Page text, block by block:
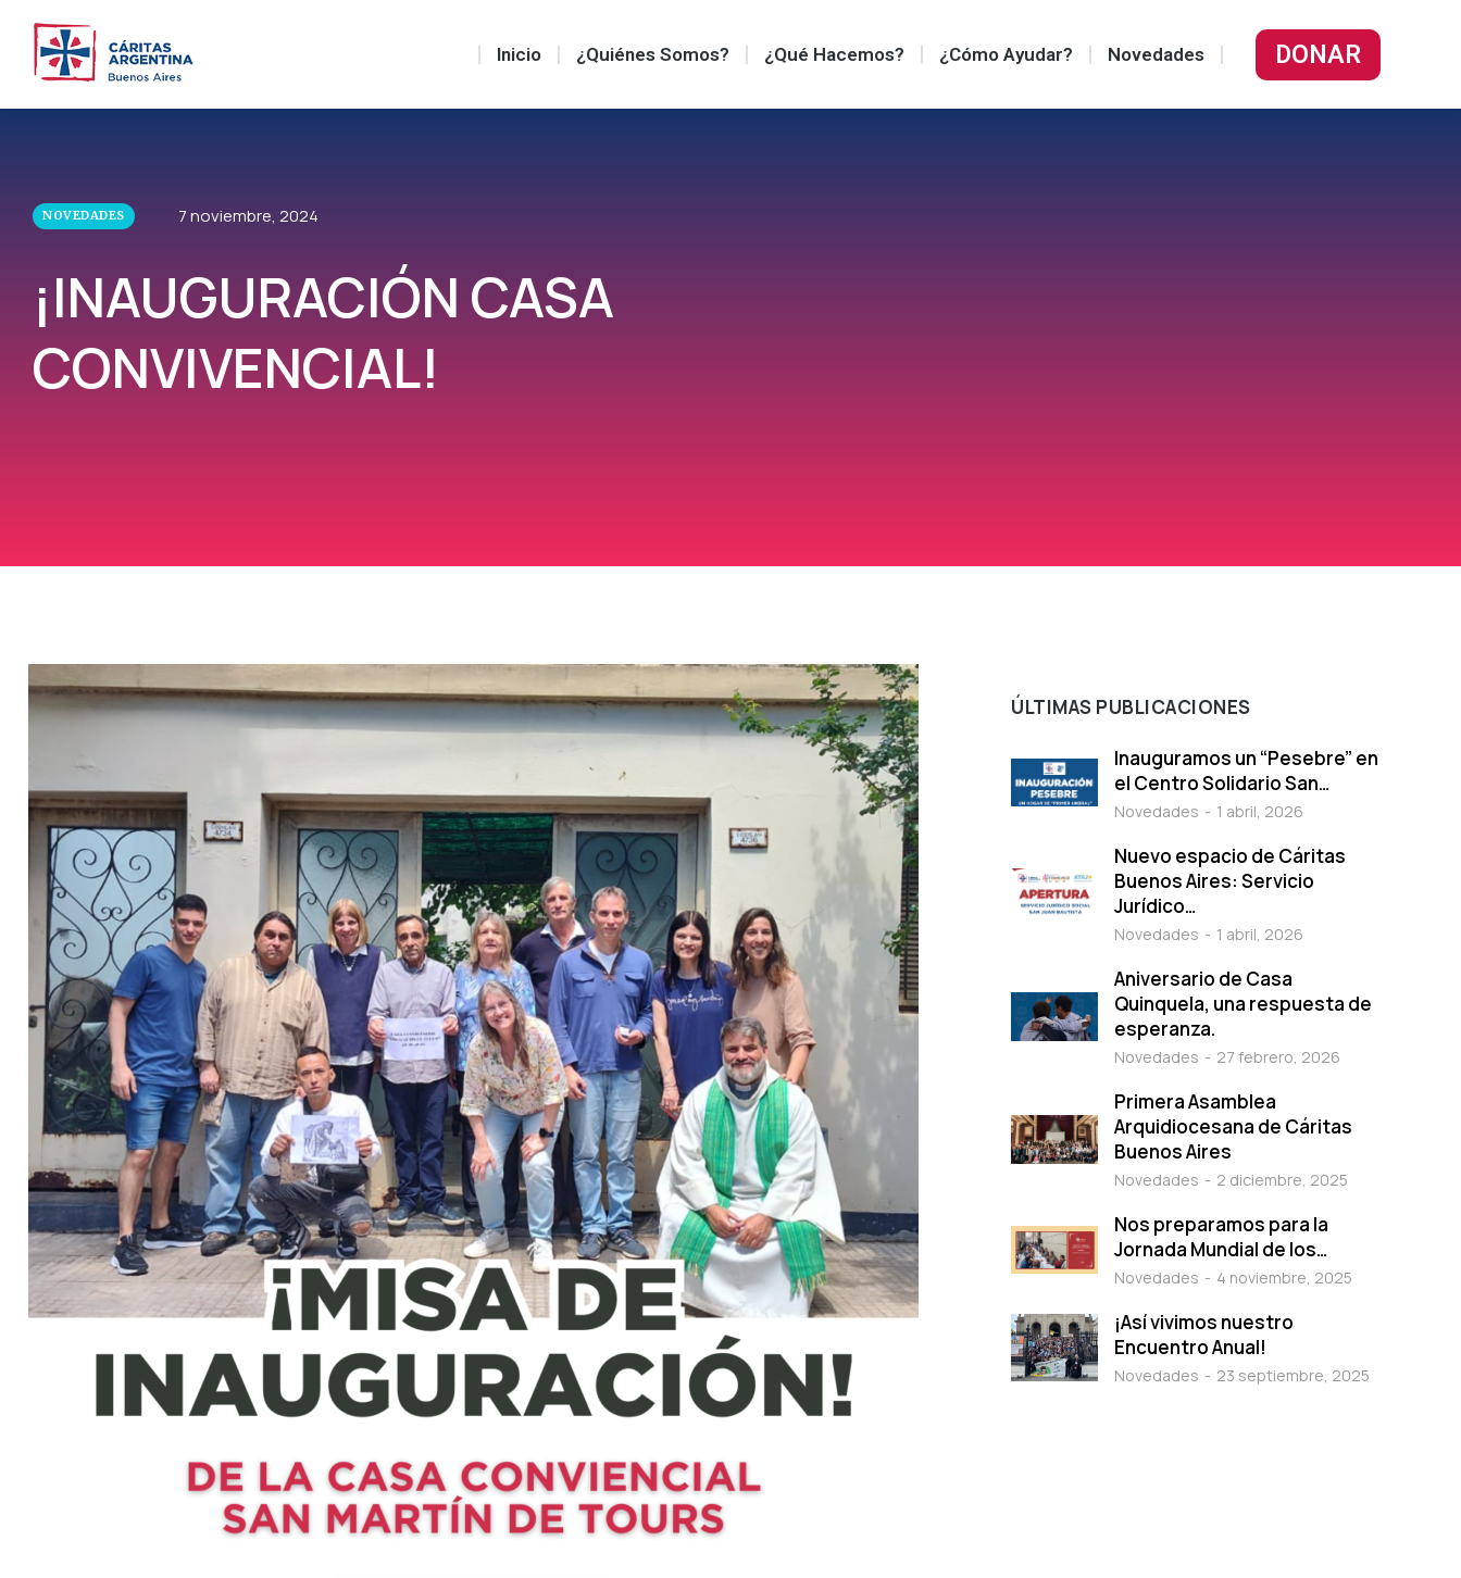
Inicio ¿Quiénes Somos? ¿Qué Hacemos? ¿Cómo Ayudar? Novedades DONAR
NOVEDADES 7 noviembre, 2024
¡INAUGURACIÓN CASA
CONVIVENCIAL!
ÚLTIMAS PUBLICACIONES
Inauguramos un “Pesebre” en
el Centro Solidario San…
Novedades 1 abril, 2026
Nuevo espacio de Cáritas
Buenos Aires: Servicio
Jurídico…
Novedades 1 abril, 2026
Aniversario de Casa
Quinquela, una respuesta de
esperanza.
Novedades 27 febrero, 2026
Primera Asamblea
Arquidiocesana de Cáritas
Buenos Aires
Novedades 2 diciembre, 2025
Nos preparamos para la
Jornada Mundial de los…
Novedades 4 noviembre, 2025
¡Así vivimos nuestro
Encuentro Anual!
Novedades 23 septiembre, 2025